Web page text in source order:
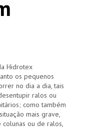
Hidrotex
os pequenos
no dia a dia, tais
ralos ou
como também
mais grave,
ou de ralos,